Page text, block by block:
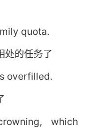
quota.
处的任务了
overfilled.
which